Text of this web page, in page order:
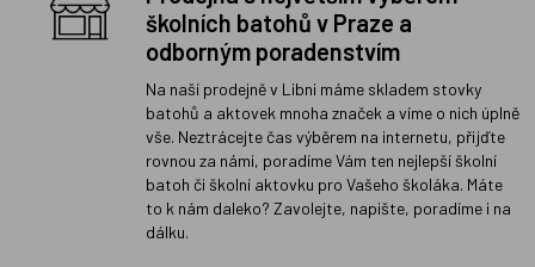
školních batohů v Praze a
odborným poradenstvím
Na naší prodejně v Libni máme skladem stovky
batohů a aktovek mnoha značek a víme o nich úplně
vše. Neztrácejte čas výběrem na internetu, přijďte
rovnou za námi, poradíme Vám ten nejlepší školní
batoh či školní aktovku pro Vašeho školáka. Máte
to k nám daleko? Zavolejte, napište, poradíme i na
dálku.